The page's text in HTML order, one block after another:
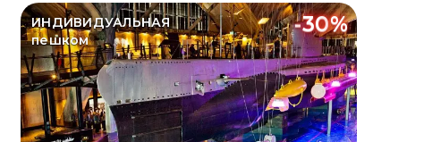
ИНДИВИДУАЛЬНАЯ
пешком
-30%